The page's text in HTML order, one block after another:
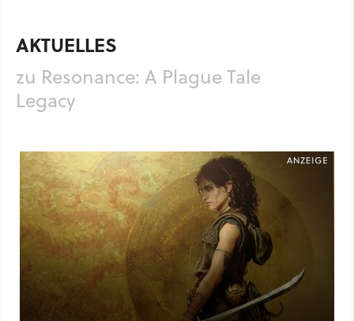
AKTUELLES
zu Resonance: A Plague Tale
Legacy